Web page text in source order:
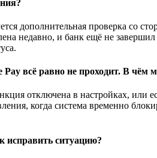
дополнительная проверка
недавно, и банк ещё не
всё равно не проходит. В чём
отключена в настройках,
когда система временно
исправить ситуацию?